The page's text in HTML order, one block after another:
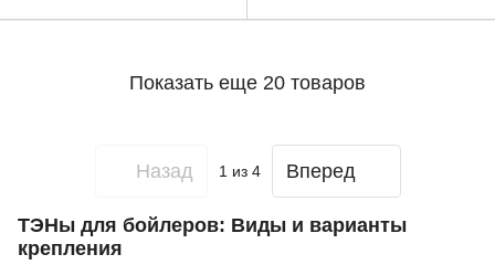
Показать еще 20 товаров
Назад 1 из 4 Вперед
ТЭНы для бойлеров: Виды и варианты
крепления